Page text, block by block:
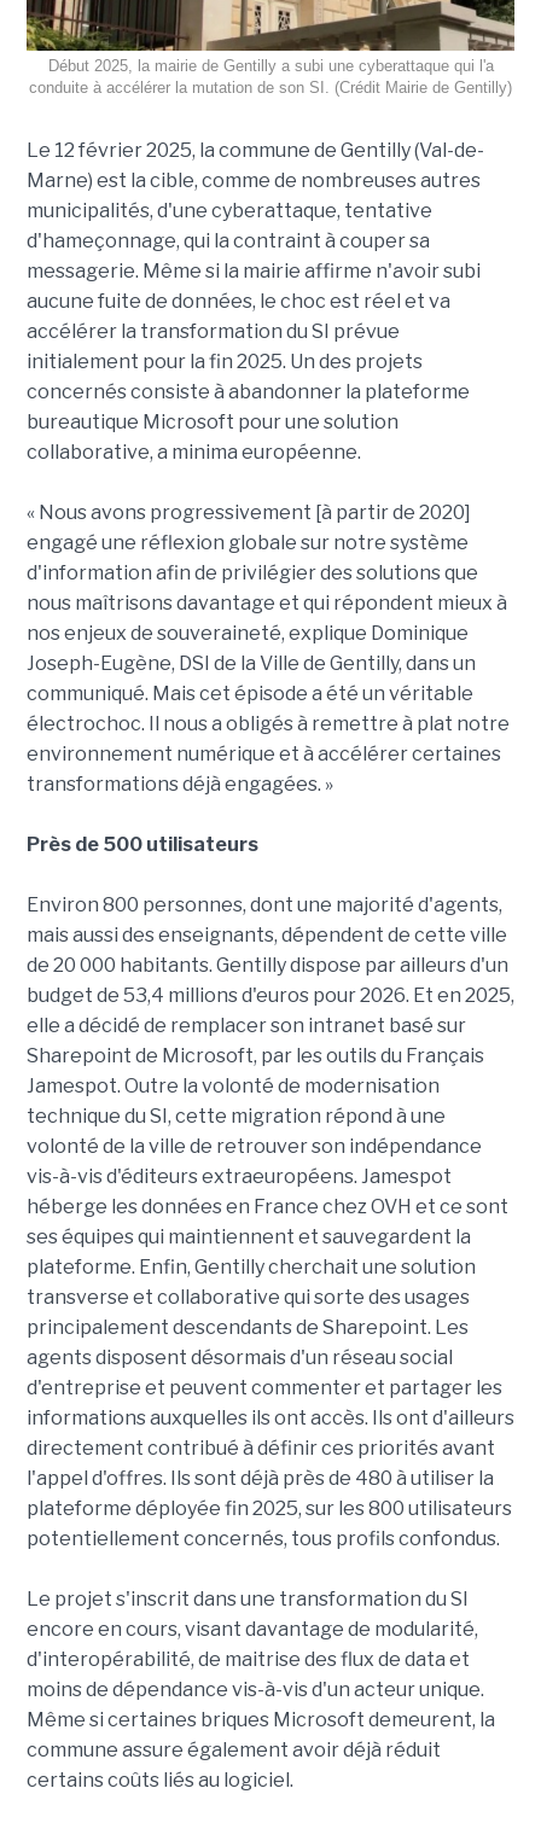
Début 2025, la mairie de Gentilly a subi une cyberattaque qui l'a
conduite à accélérer la mutation de son SI. (Crédit Mairie de Gentilly)
Le 12 février 2025, la commune de Gentilly (Val-de-
Marne) est la cible, comme de nombreuses autres
municipalités, d'une cyberattaque, tentative
d'hameçonnage, qui la contraint à couper sa
messagerie. Même si la mairie affirme n'avoir subi
aucune fuite de données, le choc est réel et va
accélérer la transformation du SI prévue
initialement pour la fin 2025. Un des projets
concernés consiste à abandonner la plateforme
bureautique Microsoft pour une solution
collaborative, a minima européenne.
« Nous avons progressivement [à partir de 2020]
engagé une réflexion globale sur notre système
d'information afin de privilégier des solutions que
nous maîtrisons davantage et qui répondent mieux à
nos enjeux de souveraineté, explique Dominique
Joseph-Eugène, DSI de la Ville de Gentilly, dans un
communiqué. Mais cet épisode a été un véritable
électrochoc. Il nous a obligés à remettre à plat notre
environnement numérique et à accélérer certaines
transformations déjà engagées. »
Près de 500 utilisateurs
Environ 800 personnes, dont une majorité d'agents,
mais aussi des enseignants, dépendent de cette ville
de 20 000 habitants. Gentilly dispose par ailleurs d'un
budget de 53,4 millions d'euros pour 2026. Et en 2025,
elle a décidé de remplacer son intranet basé sur
Sharepoint de Microsoft, par les outils du Français
Jamespot. Outre la volonté de modernisation
technique du SI, cette migration répond à une
volonté de la ville de retrouver son indépendance
vis-à-vis d'éditeurs extraeuropéens. Jamespot
héberge les données en France chez OVH et ce sont
ses équipes qui maintiennent et sauvegardent la
plateforme. Enfin, Gentilly cherchait une solution
transverse et collaborative qui sorte des usages
principalement descendants de Sharepoint. Les
agents disposent désormais d'un réseau social
d'entreprise et peuvent commenter et partager les
informations auxquelles ils ont accès. Ils ont d'ailleurs
directement contribué à définir ces priorités avant
l'appel d'offres. Ils sont déjà près de 480 à utiliser la
plateforme déployée fin 2025, sur les 800 utilisateurs
potentiellement concernés, tous profils confondus.
Le projet s'inscrit dans une transformation du SI
encore en cours, visant davantage de modularité,
d'interopérabilité, de maitrise des flux de data et
moins de dépendance vis-à-vis d'un acteur unique.
Même si certaines briques Microsoft demeurent, la
commune assure également avoir déjà réduit
certains coûts liés au logiciel.